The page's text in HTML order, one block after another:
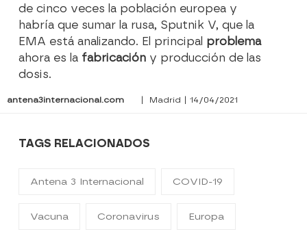
de cinco veces la población europea y
habría que sumar la rusa, Sputnik V, que la
EMA está analizando. El principal problema
ahora es la fabricación y producción de las
dosis.
antena3internacional.com | Madrid | 14/04/2021
TAGS RELACIONADOS
Antena 3 Internacional COVID-19
Vacuna Coronavirus Europa